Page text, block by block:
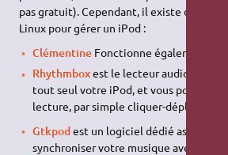
pas gratuit). Cependant, il existe de
Linux pour gérer un iPod :
ClémentineFonctionne également très
Rhythmboxest le lecteur audio du
tout seul votre iPod, et vous pouvez
lecture, par simple cliquer-déplacer, à
Gtkpodest un logiciel dédié assez
synchroniser votre musique avec votre